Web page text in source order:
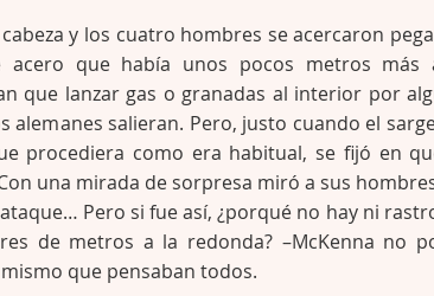
y los cuatro hombres se acercaron
que había unos pocos metros más
que lanzar gas o granadas al interior por
alemanes salieran. Pero, justo cuando el
procediera como era habitual, se fijó en
una mirada de sorpresa miró a sus
Pero si fue así, ¿porqué no hay ni
de metros a la redonda? –McKenna no
que pensaban todos.